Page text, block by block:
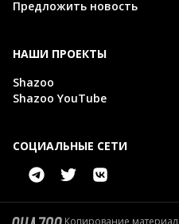
Предложить новость
НАШИ ПРОЕКТЫ
Shazoo
Shazoo YouTube
СОЦИАЛЬНЫЕ СЕТИ